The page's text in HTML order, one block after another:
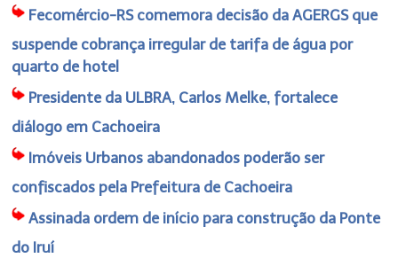
Fecomércio-RS comemora decisão da AGERGS que
suspende cobrança irregular de tarifa de água por
quarto de hotel
Presidente da ULBRA, Carlos Melke, fortalece
diálogo em Cachoeira
Imóveis Urbanos abandonados poderão ser
confiscados pela Prefeitura de Cachoeira
Assinada ordem de início para construção da Ponte
do Iruí